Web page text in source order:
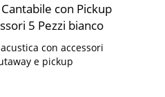
con Pickup
5 Pezzi bianco
con accessori
e pickup
di ricambio e diapason